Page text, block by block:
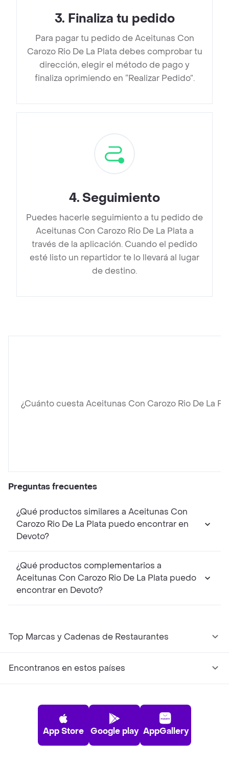
3. Finaliza tu pedido
Para pagar tu pedido de Aceitunas Con
Carozo Rio De La Plata debes comprobar tu
dirección, elegir el método de pago y
finaliza oprimiendo en “Realizar Pedido”.
4. Seguimiento
Puedes hacerle seguimiento a tu pedido de
Aceitunas Con Carozo Rio De La Plata a
través de la aplicación. Cuando el pedido
esté listo un repartidor te lo llevará al lugar
de destino.
¿Cuánto cuesta Aceitunas Con Carozo Rio De La
Preguntas frecuentes
¿Qué productos similares a Aceitunas Con
Carozo Rio De La Plata puedo encontrar en
Devoto?
¿Qué productos complementarios a
Aceitunas Con Carozo Rio De La Plata puedo
encontrar en Devoto?
Top Marcas y Cadenas de Restaurantes
Encontranos en estos países
App Store Google play AppGallery